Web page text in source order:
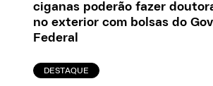
ciganas poderão fazer
no exterior com bolsas do
Federal
DESTAQUE